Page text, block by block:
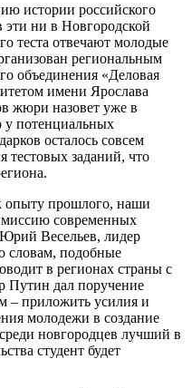
истории российского
эти ни в Новгородской
теста отвечают молодые
региональным
объединения «Деловая
имени Ярослава
жюри назовет уже в
у потенциальных
осталось совсем
тестовых заданий, что
опыту прошлого, наши
современных
Весельев, лидер
словам, подобные
в регионах страны с
Путин дал поручение
– приложить усилия и
молодежи в создание
новгородцев лучший в
студент будет